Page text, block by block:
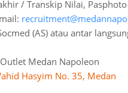
/ Transkip Nilai,
(AS) atau antar
Outlet Medan Napoleon
Hasyim No. 35, Medan